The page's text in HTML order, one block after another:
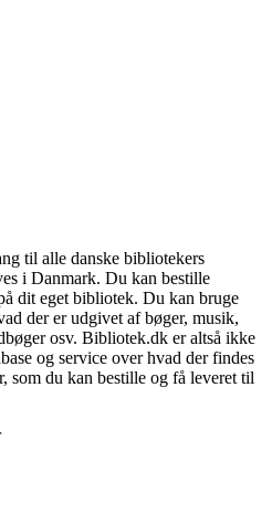
til alle danske bibliotekers
i Danmark. Du kan bestille
dit eget bibliotek. Du kan bruge
der er udgivet af bøger, musik,
osv. Bibliotek.dk er altså ikke
og service over hvad der findes
som du kan bestille og få leveret til